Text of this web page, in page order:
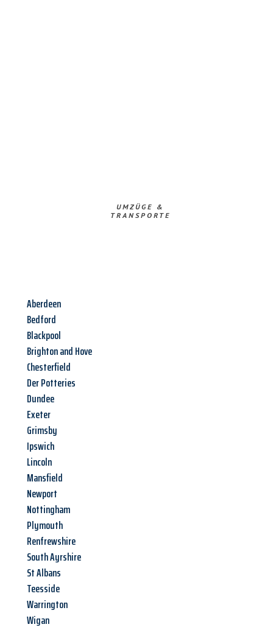
UMZÜGE &
TRANSPORTE
Aberdeen
Bedford
Blackpool
Brighton and Hove
Chesterfield
Der Potteries
Dundee
Exeter
Grimsby
Ipswich
Lincoln
Mansfield
Newport
Nottingham
Plymouth
Renfrewshire
South Ayrshire
St Albans
Teesside
Warrington
Wigan